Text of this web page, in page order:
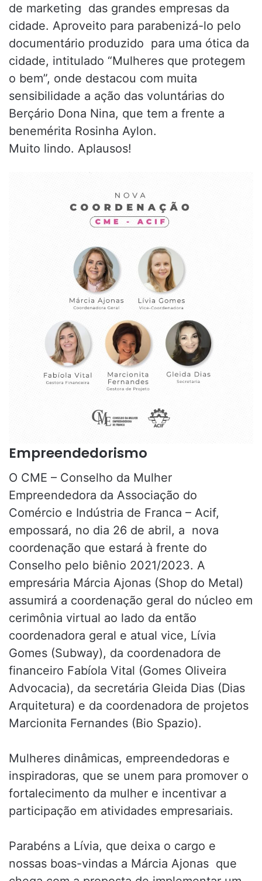
de marketing das grandes empresas da
cidade. Aproveito para parabenizá-lo pelo
documentário produzido para uma ótica da
cidade, intitulado “Mulheres que protegem
o bem”, onde destacou com muita
sensibilidade a ação das voluntárias do
Berçário Dona Nina, que tem a frente a
benemérita Rosinha Aylon.
Muito lindo. Aplausos!
Empreendedorismo
O CME – Conselho da Mulher
Empreendedora da Associação do
Comércio e Indústria de Franca – Acif,
empossará, no dia 26 de abril, a nova
coordenação que estará à frente do
Conselho pelo biênio 2021/2023. A
empresária Márcia Ajonas (Shop do Metal)
assumirá a coordenação geral do núcleo em
cerimônia virtual ao lado da então
coordenadora geral e atual vice, Lívia
Gomes (Subway), da coordenadora de
financeiro Fabíola Vital (Gomes Oliveira
Advocacia), da secretária Gleida Dias (Dias
Arquitetura) e da coordenadora de projetos
Marcionita Fernandes (Bio Spazio).
Mulheres dinâmicas, empreendedoras e
inspiradoras, que se unem para promover o
fortalecimento da mulher e incentivar a
participação em atividades empresariais.
Parabéns a Lívia, que deixa o cargo e
nossas boas-vindas a Márcia Ajonas que